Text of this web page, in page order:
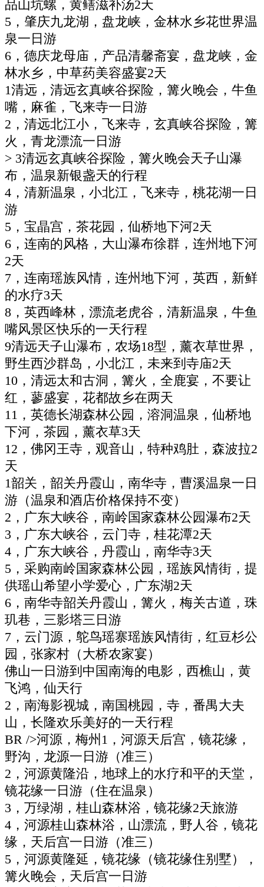
品山坑螺，黄鳝滋补汤2天
5，肇庆九龙湖，盘龙峡，金林水乡花世界温
泉一日游
6，德庆龙母庙，产品清馨斋宴，盘龙峡，金
林水乡，中草药美容盛宴2天
1清远，清远玄真峡谷探险，篝火晚会，牛鱼
嘴，麻雀，飞来寺一日游
2，清远北江小，飞来寺，玄真峡谷探险，篝
火，青龙漂流一日游
> 3清远玄真峡谷探险，篝火晚会天子山瀑
布，温泉新银盏天的行程
4，清新温泉，小北江，飞来寺，桃花湖一日
游
5，宝晶宫，茶花园，仙桥地下河2天
6，连南的风格，大山瀑布徐群，连州地下河
2天
7，连南瑶族风情，连州地下河，英西，新鲜
的水疗3天
8，英西峰林，漂流老虎谷，清新温泉，牛鱼
嘴风景区快乐的一天行程
9清远天子山瀑布，农场18型，薰衣草世界，
野生西沙群岛，小北江，未来到寺庙2天
10，清远太和古洞，篝火，全鹿宴，不要让
红，蓼盛宴，花都故乡在两天
11，英德长湖森林公园，溶洞温泉，仙桥地
下河，茶园，薰衣草3天
12，佛冈王寺，观音山，特种鸡肚，森波拉2
天
1韶关，韶关丹霞山，南华寺，曹溪温泉一日
游（温泉和酒店价格保持不变）
2，广东大峡谷，南岭国家森林公园瀑布2天
3，广东大峡谷，云门寺，桂花潭2天
4，广东大峡谷，丹霞山，南华寺3天
5，采购南岭国家森林公园，瑶族风情街，提
供瑶山希望小学爱心，广东湖2天
6，南华寺韶关丹霞山，篝火，梅关古道，珠
玑巷，三影塔三日游
7，云门源，鸵鸟瑶寨瑶族风情街，红豆杉公
园，张家村（大桥农家宴）
佛山一日游到中国南海的电影，西樵山，黄
飞鸿，仙天行
2，南海影视城，南国桃园，寺，番禺大夫
山，长隆欢乐美好的一天行程
BR />河源，梅州1，河源天后宫，镜花缘，
野沟，龙源一日游（准三）
2，河源黄隆沿，地球上的水疗和平的天堂，
镜花缘一日游（住在温泉）
3，万绿湖，桂山森林浴，镜花缘2天旅游
4，河源桂山森林浴，山漂流，野人谷，镜花
缘，天后宫一日游（准三）
5，河源黄隆延，镜花缘（镜花缘住别墅），
篝火晚会，天后宫一日游